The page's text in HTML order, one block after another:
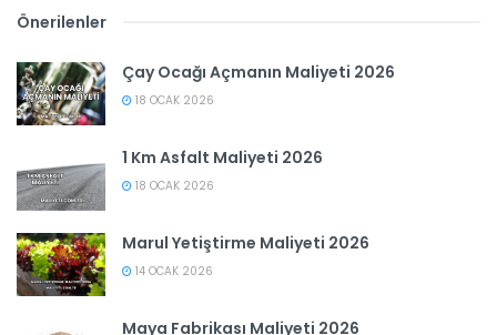
Önerilenler
Çay Ocağı Açmanın Maliyeti 2026
18 OCAK 2026
1 Km Asfalt Maliyeti 2026
18 OCAK 2026
Marul Yetiştirme Maliyeti 2026
14 OCAK 2026
Maya Fabrikası Maliyeti 2026